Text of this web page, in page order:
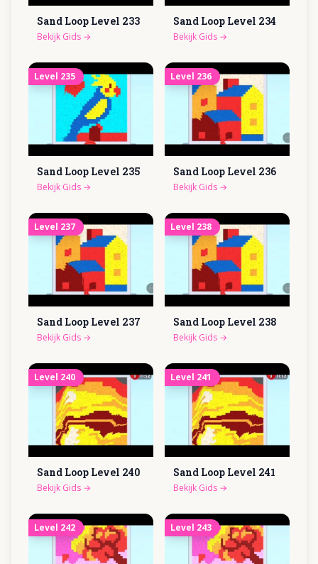
Sand Loop Level 233
Bekijk Gids →
Sand Loop Level 234
Bekijk Gids →
Level 235
Sand Loop Level 235
Bekijk Gids →
Level 236
Sand Loop Level 236
Bekijk Gids →
Level 237
Sand Loop Level 237
Bekijk Gids →
Level 238
Sand Loop Level 238
Bekijk Gids →
Level 240
Sand Loop Level 240
Bekijk Gids →
Level 241
Sand Loop Level 241
Bekijk Gids →
Level 242 Level 243